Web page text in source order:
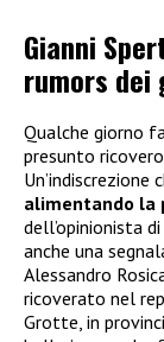
Gianni
rumors dei
Qualche giorno
presunto
alimentando la
dell’opinionista di
anche una
Alessandro
ricoverato nel
Grotte, in